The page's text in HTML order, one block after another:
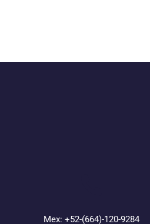
Mex: +52-(664)-120-9284